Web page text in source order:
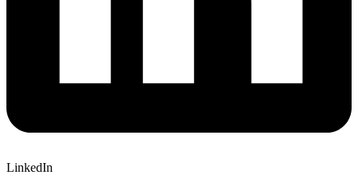
LinkedIn